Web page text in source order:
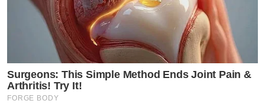
Surgeons: This Simple Method Ends Joint Pain &
Arthritis! Try It!
FORGE BODY